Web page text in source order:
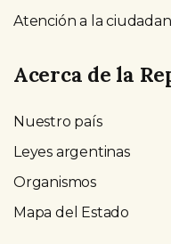
Atención a la
Acerca de la
Nuestro país
Leyes argentinas
Organismos
Mapa del Estado